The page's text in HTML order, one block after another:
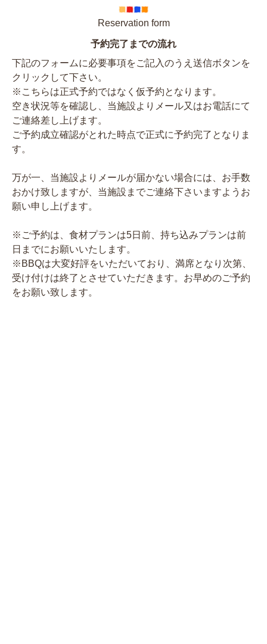
Reservation form
予約完了までの流れ
下記のフォームに必要事項をご記入のうえ送信ボタンを
クリックして下さい。
※こちらは正式予約ではなく仮予約となります。
空き状況等を確認し、当施設よりメール又はお電話にて
ご連絡差し上げます。
ご予約成立確認がとれた時点で正式に予約完了となりま
す。
万が一、当施設よりメールが届かない場合には、お手数
おかけ致しますが、当施設までご連絡下さいますようお
願い申し上げます。
※ご予約は、食材プランは5日前、持ち込みプランは前
日までにお願いいたします。
※BBQは大変好評をいただいており、満席となり次第、
受け付けは終了とさせていただきます。お早めのご予約
をお願い致します。